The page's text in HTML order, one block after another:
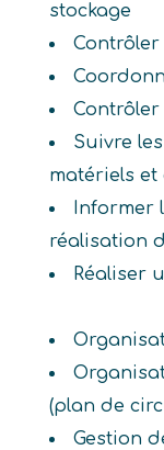
stockage
Contrôler
Suivre
matériels et
Informer
réalisation
Réaliser
(plan de
Gestion